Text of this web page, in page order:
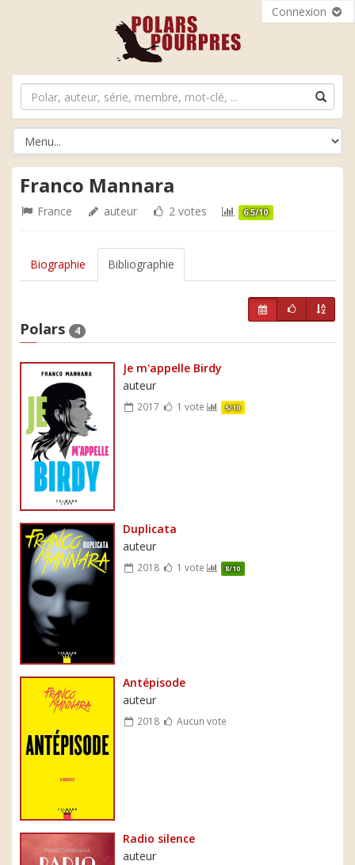
Connexion
Franco Mannara
France auteur 2 votes 6.5/10
Biographie Bibliographie
Polars 4
Je m'appelle Birdy
auteur
2017 1 vote 5/10
Duplicata
auteur
2018 1 vote 8/10
Antépisode
auteur
2018 Aucun vote
Radio silence
auteur